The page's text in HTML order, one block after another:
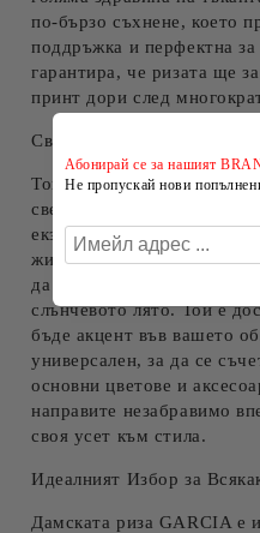
по-бързо съхнене, което
поддръжка и перфектна
гарантира, че ризата ще
принт дори след
Свеж Летен Принт –
Това, което наистина
свеж летен принт
екзотични флорални
живи геометрични
да излъчва оптимизъм и
слънчевото лято. Той е
бъде акцент във вашето
универсален, за да се
основни цветове и
направите незабравимо
своя усет към стила.
Идеалният Избор за
Дамската риза GARCIA е
Абонирай се за нашият
Не пропускай нови